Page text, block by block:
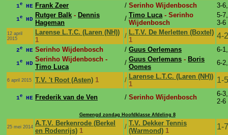
1e HE Frank Zeer / Serinho Wijdenbosch 3-
1e HD
Rutger Balk - Dennis
Hageman
/ Timo Luca- Serinho
Wijdenbosch
5-
3-6
12 april
2015
Larense L.T.C. (Laren (NH))
1
/ L.T.V. De Merletten (Boxtel)
1
4-2
2e HE Serinho Wijdenbosch / Guus Oerlemans 6-
1e HD
Serinho Wijdenbosch -
Timo Luca
/ Guus Oerlemans - Boris
Oomes
6-
6 april 2015 T.V. 't Root (Asten) 1 / Larense L.T.C. (Laren (NH))
1
1-5
1e HE Frederik van de Ven / Serinho Wijdenbosch
6-
2-6
Gemengd zondag Hoofdklasse Afdeling 8
25 mei 2014 A.T.V. Berkenrode (Berkel
en Rodenrijs) 1
/ T.V. Dekker Tennis
(Warmond) 1 1-7